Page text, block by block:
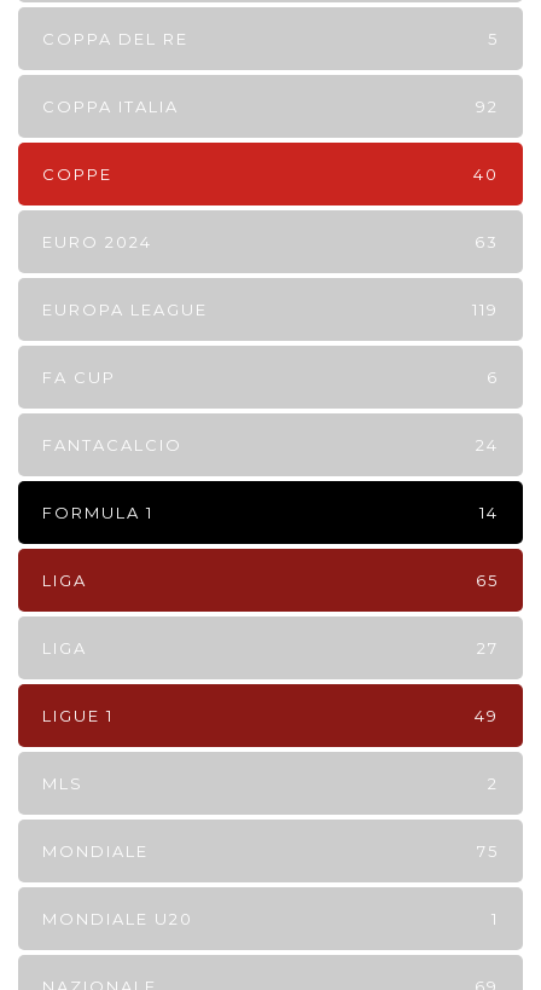
COPPA DEL RE 5
COPPA ITALIA 92
COPPE 40
EURO 2024 63
EUROPA LEAGUE 119
FA CUP 6
FANTACALCIO 24
FORMULA 1 14
LIGA 65
LIGA 27
LIGUE 1 49
MLS 2
MONDIALE 75
MONDIALE U20 1